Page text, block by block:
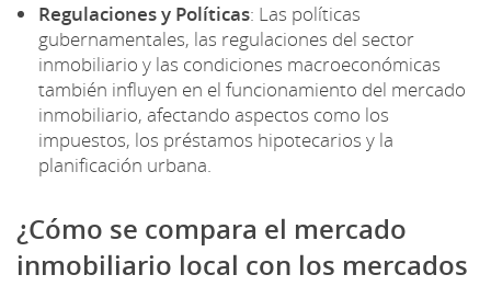
Regulaciones y Políticas: Las políticas
gubernamentales, las regulaciones del sector
inmobiliario y las condiciones macroeconómicas
también influyen en el funcionamiento del mercado
inmobiliario, afectando aspectos como los
impuestos, los préstamos hipotecarios y la
planificación urbana.
¿Cómo se compara el mercado
inmobiliario local con los mercados